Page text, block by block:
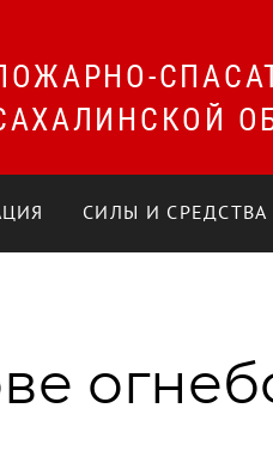
СИЛЫ И СРЕДСТВА